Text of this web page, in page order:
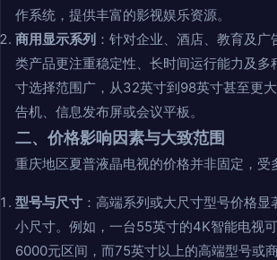
作系统，提供丰富的影视娱乐资源。
商用显示系列 ：针对企业、酒店、教育及
类产品更注重稳定性、长时间运行能力及多
寸选择范围广，从32英寸到98英寸甚至更
告机、信息发布屏或会议平板。
二、价格影响因素与大致范围
重庆地区夏普液晶电视的价格并非固定，受
型号与尺寸 ：高端系列或大尺寸型号价格显
小尺寸。例如，一台55英寸的4K智能电视
6000元区间，而75英寸以上的高端型号或